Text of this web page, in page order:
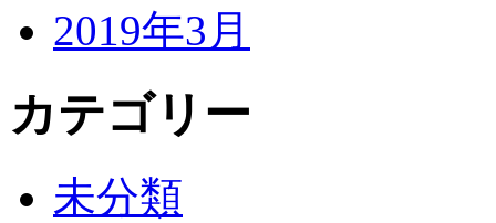
2019年3月
カテゴリー
未分類